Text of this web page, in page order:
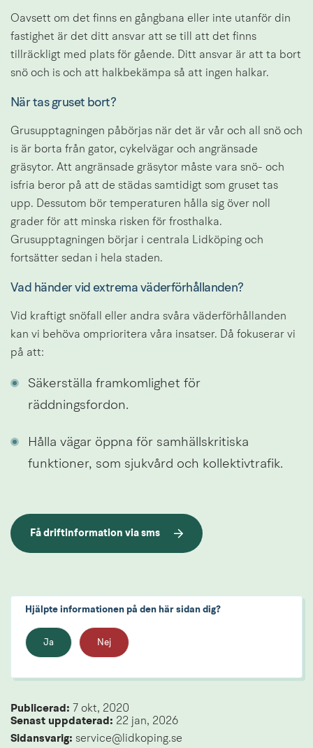
Oavsett om det finns en gångbana eller inte utanför din
fastighet är det ditt ansvar att se till att det finns
tillräckligt med plats för gående. Ditt ansvar är att ta bort
snö och is och att halkbekämpa så att ingen halkar.
När tas gruset bort?
Grusupptagningen påbörjas när det är vår och all snö och
is är borta från gator, cykelvägar och angränsade
gräsytor. Att angränsade gräsytor måste vara snö- och
isfria beror på att de städas samtidigt som gruset tas
upp. Dessutom bör temperaturen hålla sig över noll
grader för att minska risken för frosthalka.
Grusupptagningen börjar i centrala Lidköping och
fortsätter sedan i hela staden.
Vad händer vid extrema väderförhållanden?
Vid kraftigt snöfall eller andra svåra väderförhållanden
kan vi behöva omprioritera våra insatser. Då fokuserar vi
på att:
Säkerställa framkomlighet för
räddningsfordon.
Hålla vägar öppna för samhällskritiska
funktioner, som sjukvård och kollektivtrafik.
Få driftinformation via sms
Hjälpte informationen på den här sidan dig?
Ja Nej
Publicerad: 7 okt, 2020
Senast uppdaterad: 22 jan, 2026
Sidansvarig: service@lidkoping.se